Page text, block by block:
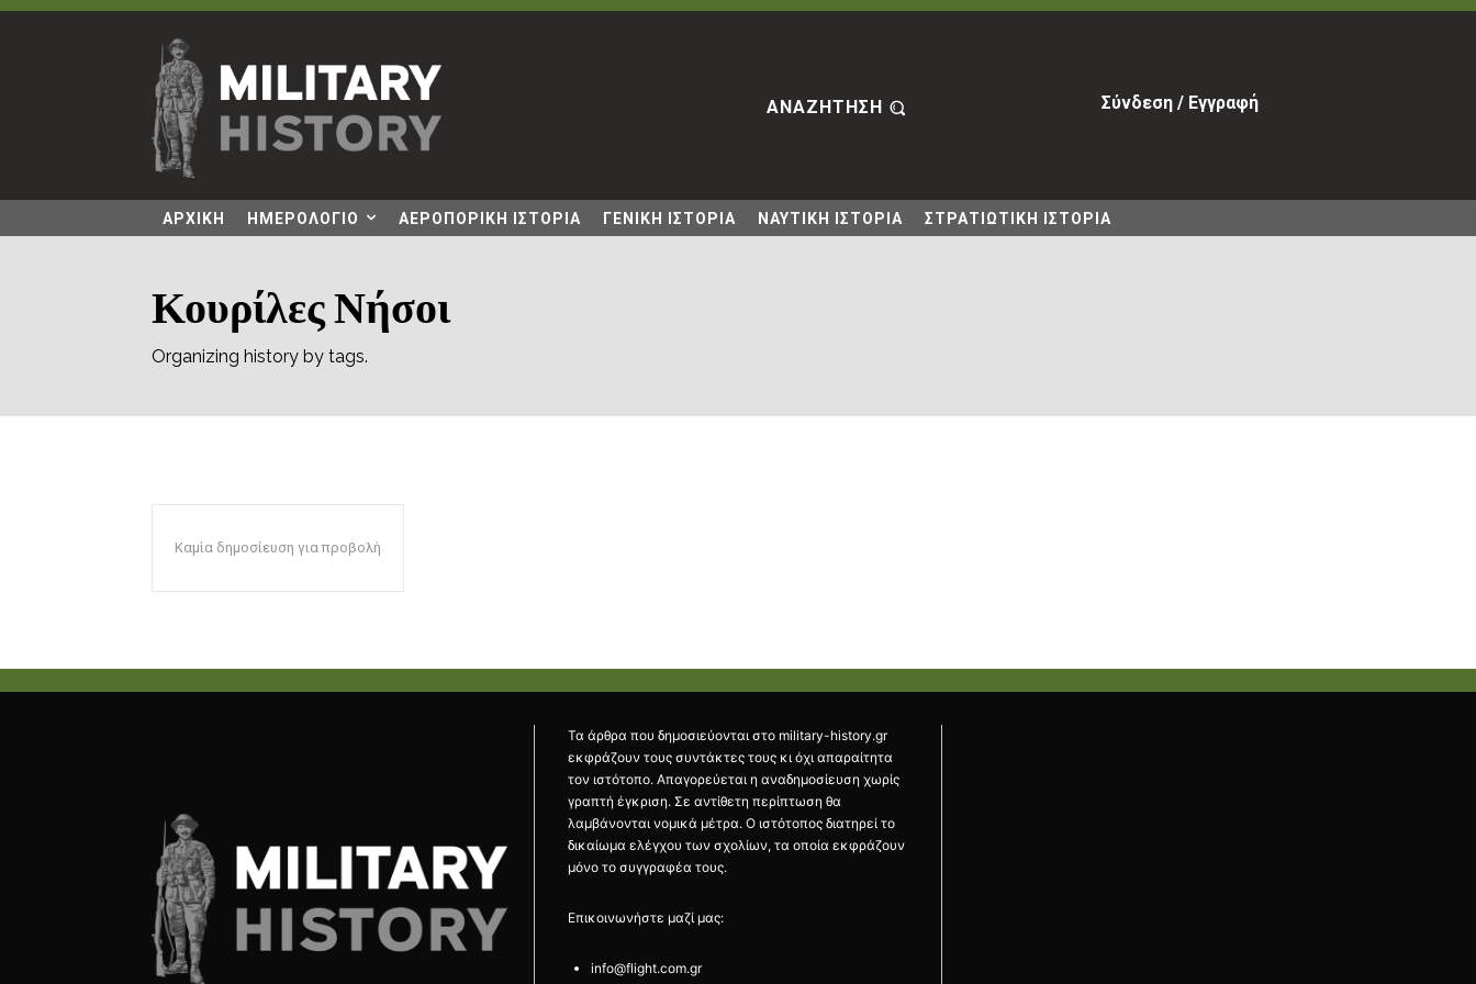
ΑΝΑΖΗΤΗΣΗ Σύνδεση / Εγγραφή
ΑΡΧΙΚΗ ΗΜΕΡΟΛΟΓΙΟ ΑΕΡΟΠΟΡΙΚΗ ΙΣΤΟΡΙΑ ΓΕΝΙΚΗ ΙΣΤΟΡΙΑ ΝΑΥΤΙΚΗ ΙΣΤΟΡΙΑ ΣΤΡΑΤΙΩΤΙΚΗ ΙΣΤΟΡΙΑ
Κουρίλες Νήσοι
Organizing history by tags.
Καμία δημοσίευση για προβολή
Τα άρθρα που δημοσιεύονται στο military-history.gr
εκφράζουν τους συντάκτες τους κι όχι απαραίτητα
τον ιστότοπο. Απαγορεύεται η αναδημοσίευση χωρίς
γραπτή έγκριση. Σε αντίθετη περίπτωση θα
λαμβάνονται νομικά μέτρα. Ο ιστότοπος διατηρεί το
δικαίωμα ελέγχου των σχολίων, τα οποία εκφράζουν
μόνο το συγγραφέα τους.
Επικοινωνήστε μαζί μας:
info@flight.com.gr